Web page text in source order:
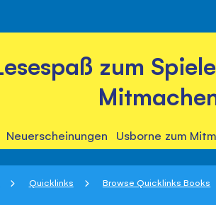
zum
Neuerscheinungen Usborne zum
Quicklinks Browse Quicklinks Books